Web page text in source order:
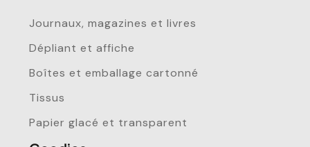
Journaux, magazines et livres
Dépliant et affiche
Boîtes et emballage cartonné
Tissus
Papier glacé et transparent